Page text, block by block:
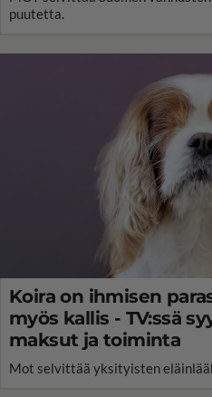
puutetta.
Koira on ihmisen
myös kallis - TV:ssä
maksut ja toiminta
Mot selvittää yksityisten